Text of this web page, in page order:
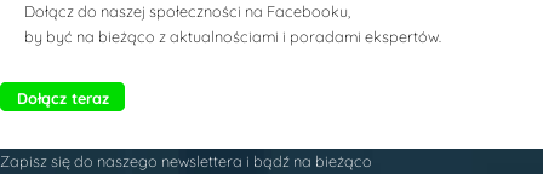
Dołącz do naszej społeczności na Facebooku,
by być na bieżąco z aktualnościami i poradami ekspertów.
Dołącz teraz
Zapisz się do naszego newslettera i bądź na bieżąco